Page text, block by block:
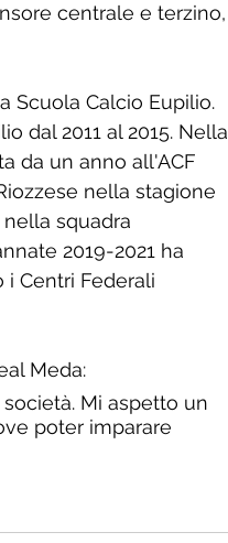
centrale e terzino,
Scuola Calcio Eupilio.
dal 2011 al 2015. Nella
da un anno all'ACF
nella stagione
squadra
2019-2021 ha
i Centri Federali
Meda:
Mi aspetto un
poter imparare